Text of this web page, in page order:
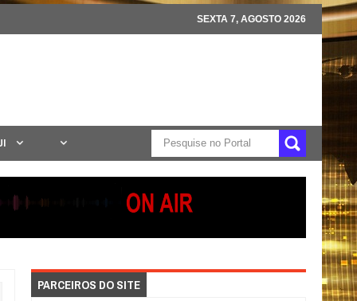
SEXTA 7, AGOSTO 2026
PARCEIROS DO SITE